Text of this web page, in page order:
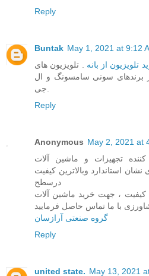
Reply
Buntak May 1, 2021 at 9:12
تلویزیون از بانه . تلویزیون های LED
برندهای سونی سامسونگ و ال
Reply
Anonymous May 2, 2021 at
تجهیزات و ماشین آلات
استاندارد وبالاترین کیفیت
درسطح
کیفیت ، جهت خرید ماشین آلات
گروه صنعتی آرازسان
Reply
united state. May 13, 2021